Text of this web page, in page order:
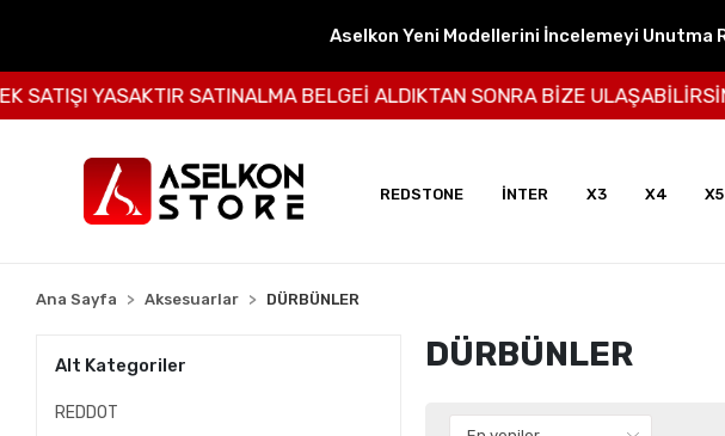
Aselkon Yeni Modellerini İncelemeyi Unutma
YASAKTIR SATINALMA BELGEİ ALDIKTAN SONRA BİZE ULAŞABİLİRSİNİZ.
REDSTONE İNTER X3 X4 X5
Ana Sayfa Aksesuarlar DÜRBÜNLER
Alt Kategoriler
REDDOT
DÜRBÜNLER